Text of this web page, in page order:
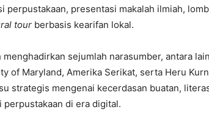
perpustakaan, presentasi makalah ilmiah,
tour berbasis kearifan lokal.
sejumlah narasumber, antara
of Maryland, Amerika Serikat, serta Heru
strategis mengenai kecerdasan buatan,
di era digital.